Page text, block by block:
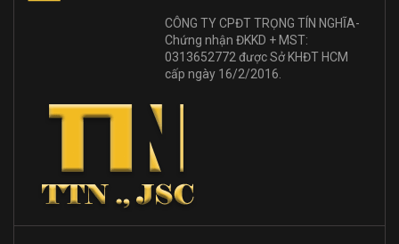
CÔNG TY CPĐT TRỌNG TÍN NGHĨA-
Chứng nhận ĐKKD + MST:
0313652772 được Sở KHĐT HCM
cấp ngày 16/2/2016.